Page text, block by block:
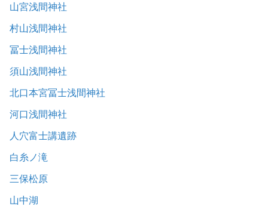
山宮浅間神社
村山浅間神社
冨士浅間神社
須山浅間神社
北口本宮冨士浅間神社
河口浅間神社
人穴富士講遺跡
白糸ノ滝
三保松原
山中湖